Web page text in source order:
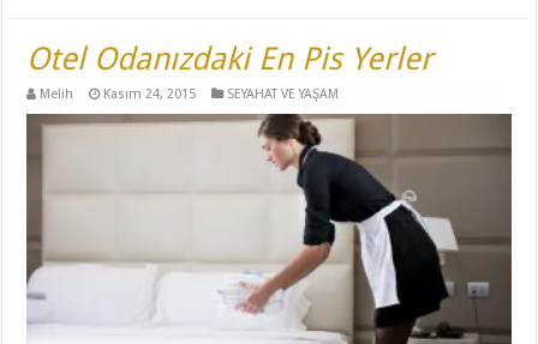
Otel Odanızdaki En Pis Yerler
Melih Kasım 24, 2015 SEYAHAT VE YAŞAM